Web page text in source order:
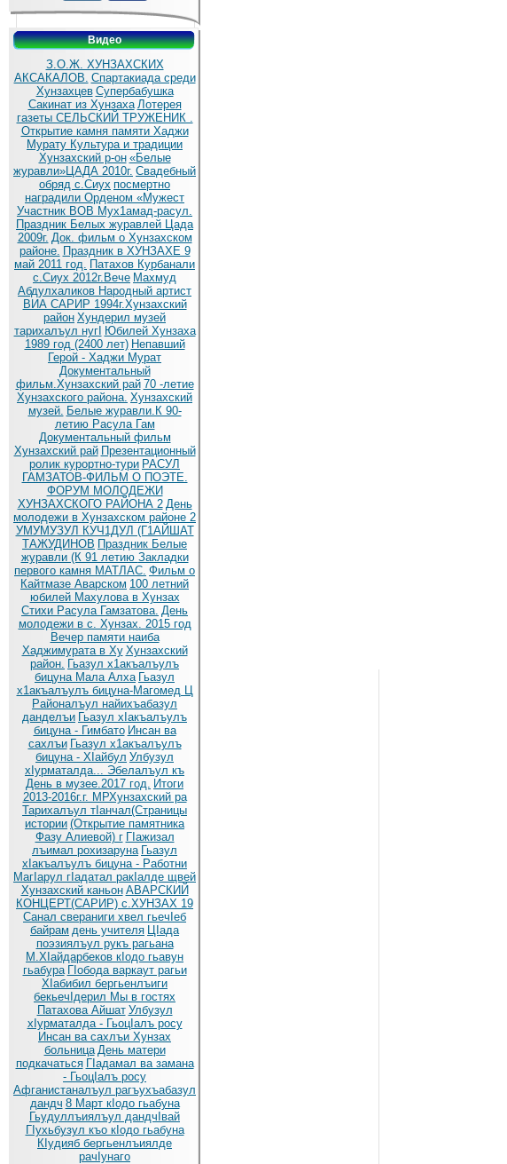
Видео
З.О.Ж. ХУНЗАХСКИХ
АКСАКАЛОВ. Спартакиада среди
Хунзахцев Супербабушка
Сакинат из Хунзаха Лотерея
газеты СЕЛЬСКИЙ ТРУЖЕНИК .
Открытие камня памяти Хаджи
Мурату Культура и традиции
Хунзахский р-он «Белые
журавли»ЦАДА 2010г. Cвадебный
обряд c.Сиух посмертно
наградили Орденом «Мужест
Участник ВОВ Мух1амад-расул.
Праздник Белых журавлей Цада
2009г. Док. фильм о Хунзахском
районе. Праздник в ХУНЗАХЕ 9
май 2011 год. Патахов Курбанали
с.Сиух 2012г.Вече Махмуд
Абдулхаликов Народный артист
ВИА САРИР 1994г.Хунзахский
район Хундерил музей
тарихалъул нугI Юбилей Хунзаха
1989 год (2400 лет) Непавший
Герой - Хаджи Мурат
Документальный
фильм.Хунзахский рай 70 -летие
Хунзахского района. Хунзахский
музей. Белые журавли.К 90-
летию Расула Гам
Документальный фильм
Хунзахский рай Презентационный
ролик курортно-тури РАСУЛ
ГАМЗАТОВ-ФИЛЬМ О ПОЭТЕ.
ФОРУМ МОЛОДЕЖИ
ХУНЗАХСКОГО РАЙОНА 2 День
молодежи в Хунзахском районе 2
УМУМУЗУЛ КУЧ1ДУЛ (Г1АЙШАТ
ТАЖУДИНОВ Праздник Белые
журавли (К 91 летию Закладки
первого камня МАТЛАС. Фильм о
Кайтмазе Аварском 100 летний
юбилей Махулова в Хунзах
Стихи Расула Гамзатова. День
молодежи в с. Хунзах. 2015 год
Вечер памяти наиба
Хаджимурата в Ху Хунзахский
район. Гьазул х1акъалъулъ
бицуна Мала Алха Гьазул
х1акъалъулъ бицуна-Магомед Ц
Районалъул найихъабазул
данделъи Гьазул хIакъалъулъ
бицуна - Гимбато Инсан ва
сахлъи Гьазул х1акъалъулъ
бицуна - ХIайбул Улбузул
хIурматалда... Эбелалъул къ
День в музее.2017 год. Итоги
2013-2016г.г. МРХунзахский ра
Тарихалъул тIанчал(Страницы
истории (Открытие памятника
Фазу Алиевой) г ГIажизал
лъимал рохизаруна Гьазул
хIакъалъулъ бицуна - Работни
МагIарул гIадатал ракIалде щвей
Хунзахский каньон АВАРСКИЙ
КОНЦЕРТ(САРИР) с.ХУНЗАХ 19
Санал свераниги хвел гьечIеб
байрам день учителя ЦIада
поэзиялъул рукъ рагьана
М.ХIайдарбеков кIодо гьавун
гьабура ГIобода варкаут рагьи
ХIабибил бергьенлъиги
бекьечIдерил Мы в гостях
Патахова Айшат Улбузул
хIурматалда - ГьоцIалъ росу
Инсан ва сахлъи Хунзах
больница День матери
подкачаться ГIадамал ва замана
- ГьоцIалъ росу
Афганистаналъул рагъухъабазул
дандч 8 Март кIодо гьабуна
Гьудуллъиялъул дандчIвай
ГIухьбузул къо кIодо гьабуна
КIудияб бергьенлъиялде
рачIунаго